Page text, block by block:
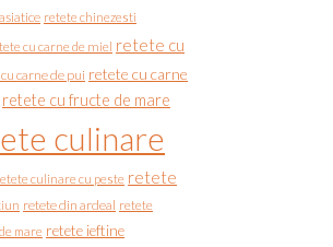
retete chinezesti
cu carne de miel retete cu
carne de pui retete cu carne
retete cu fructe de mare
culinare
culinare cu peste retete
retete din ardeal retete
mare retete ieftine